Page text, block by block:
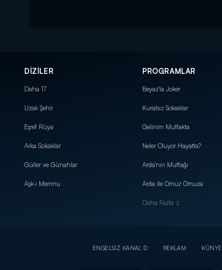
DİZİLER
Daha 17
Uzak Şehir
Eşref Rüya
Arka Sokaklar
Güller ve Günahlar
Aşk-ı Memnu
PROGRAMLAR
Beyaz'la Joker
Kuralsız Sokaklar
Gelinim Mutfakta
Neler Oluyor Hayatta?
Arda'nın Mutfağı
Arda ile Omuz Omuza
Daha Fazla
ENGELSİZ KANAL D REKLAM KÜNYE